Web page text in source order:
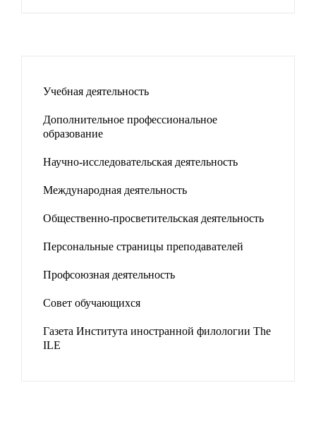
Учебная деятельность
Дополнительное профессиональное
образование
Научно-исследовательская деятельность
Международная деятельность
Общественно-просветительская деятельность
Персональные страницы преподавателей
Профсоюзная деятельность
Совет обучающихся
Газета Института иностранной филологии The
ILE